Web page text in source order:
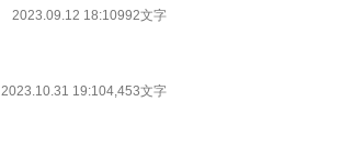
2023.09.12 18:10992文字
2023.10.31 19:104,453文字